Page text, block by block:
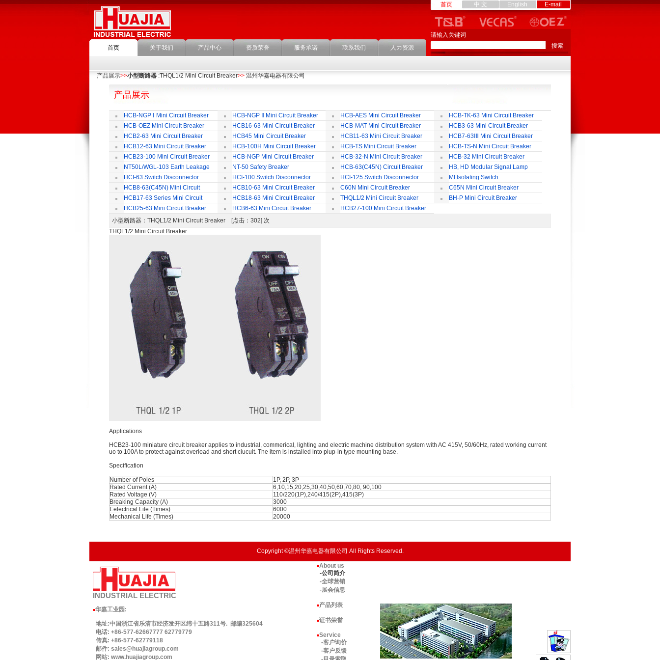
首页 关于我们 产品中心 资质荣誉 服务承诺 联系我们 人力资源
首页 中 文 English E-mail
请输入关键词
产品展示>>小型断路器 :THQL1/2 Mini Circuit Breaker>> 温州华嘉电器有限公司
产品展示
HCB-NGP Ⅰ Mini Circuit Breaker HCB-NGP Ⅱ Mini Circuit Breaker HCB-AES Mini Circuit Breaker
HCB-TK-63 Mini Circuit Breaker
HCB-OEZ Mini Circuit Breaker
HCB16-63 Mini Circuit Breaker HCB-MAT Mini Circuit Breaker
HCB3-63 Mini Circuit Breaker
HCB2-63 Mini Circuit Breaker
HCB45 Mini Circuit Breaker HCB11-63 Mini Circuit Breaker
HCB7-63ⅠⅡ Mini Circuit Breaker
HCB12-63 Mini Circuit Breaker
HCB-100H Mini Circuit Breaker HCB-TS Mini Circuit Breaker
HCB-TS-N Mini Circuit Breaker
HCB23-100 Mini Circuit Breaker
HCB-NGP Mini Circuit Breaker HCB-32-N Mini Circuit Breaker
HCB-32 Mini Circuit Breaker
NT50L/WGL-103 Earth Leakage
Circuit Breaker
NT-50 Safety Breaker
HCB-63(C45N) Circuit Breaker
Accessories
HB, HD Modular Signal Lamp
HCI-63 Switch Disconnector
HCI-100 Switch Disconnector HCI-125 Switch Disconnector
MI lsolating Switch
HCB8-63(C45N) Mini Circuit
Breaker
HCB10-63 Mini Circuit Breaker C60N Mini Circuit Breaker
C65N Mini Circuit Breaker
HCB17-63 Series Mini Circuit
Breaker
HCB18-63 Mini Circuit Breaker THQL1/2 Mini Circuit Breaker
BH-P Mini Circuit Breaker
HCB25-63 Mini Circuit Breaker
HCB6-63 Mini Circuit Breaker
HCB27-100 Mini Circuit Breaker
小型断路器 ：THQL1/2 Mini Circuit Breaker [点击：302] 次
THQL1/2 Mini Circuit Breaker
Applications
HCB23-100 miniature circuit breaker applies to industrial, commerical, lighting and electric machine distribution system with AC 415V, 50/60Hz, rated working current
uo to 100A to protect against overload and short ciucuit. The item is installed into plup-in type mounting base.
Speciﬁcation
Number of Poles
1P, 2P, 3P
Rated Current (A)
6,10,15,20,25,30,40,50,60,70,80, 90,100
Rated Voltage (V)
110/220(1P),240/415(2P),415(3P)
Breaking Capacity (A)
3000
Eelectrical Life (Times)
6000
Mechanical Life (Times)
20000
Copyright ©温州华嘉电器有限公司 All Rights Reserved.
INDUSTRIAL ELECTRIC
■华嘉工业园 :
地址:中国浙江省乐清市经济发开区纬十五路311号. 邮编325604
电话: +86-577-62667777 62779779
传真: +86-577-62779118
邮件: sales@huajiagroup.com
网站: www.huajiagroup.com
■About us
-公司简介
-全球营销
-展会信息
■产品列表
■证书荣誉
■Service
-客户询价
-客户反馈